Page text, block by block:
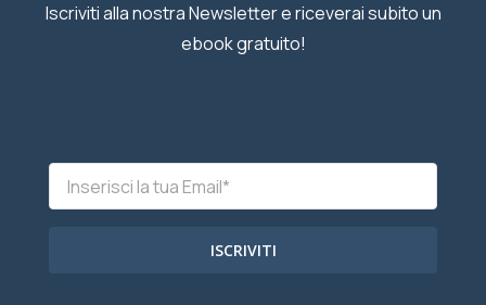
Iscriviti alla nostra Newsletter e riceverai subito un
ebook gratuito!
ISCRIVITI